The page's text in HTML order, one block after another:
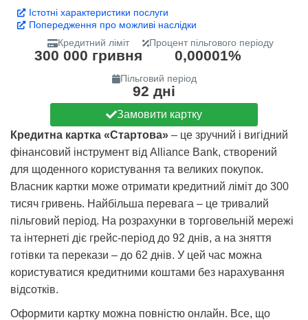
Істотні характеристики послуги
Попередження про можливі наслідки
Кредитний ліміт
300 000 гривня
Процент пільгового періоду
0,00001%
Пільговий період
92 дні
Замовити картку
Кредитна картка «Стартова» – це зручний і вигідний
фінансовий інструмент від Alliance Bank, створений
для щоденного користування та великих покупок.
Власник картки може отримати кредитний ліміт до 300
тисяч гривень. Найбільша перевага – це тривалий
пільговий період. На розрахунки в торговельній мережі
та інтернеті діє грейс-період до 92 днів, а на зняття
готівки та перекази – до 62 днів. У цей час можна
користуватися кредитними коштами без нарахування
відсотків.
Оформити картку можна повністю онлайн. Все, що